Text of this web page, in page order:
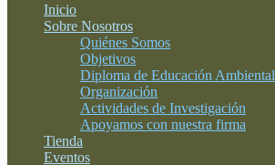
Inicio
Sobre Nosotros
Quiénes Somos
Objetivos
Diploma de Educación Ambiental
Organización
Actividades de Investigación
Apoyamos con nuestra firma
Tienda
Eventos